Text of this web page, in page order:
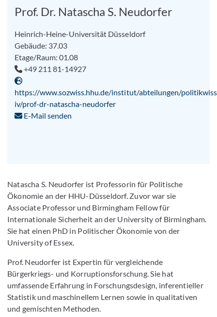
Prof. Dr. Natascha S. Neudorfer
Heinrich-Heine-Universität Düsseldorf
Gebäude: 37.03
Etage/Raum: 01.08
+49 211 81-14927
https://www.sozwiss.hhu.de/institut/abteilungen/
iv/prof-dr-natascha-neudorfer
E-Mail senden
Natascha S. Neudorfer ist Professorin für Politische
Ökonomie an der HHU-Düsseldorf. Zuvor war sie
Associate Professor und Birmingham Fellow für
Internationale Sicherheit an der University of Birmingham.
Sie hat einen PhD in Politischer Ökonomie von der
University of Essex.
Prof. Neudorfer ist Expertin für vergleichende
Bürgerkriegs- und Korruptionsforschung. Sie hat
umfassende Erfahrung in Forschungsdesign, inferentieller
Statistik und maschinellem Lernen sowie in qualitativen
und gemischten Methoden.